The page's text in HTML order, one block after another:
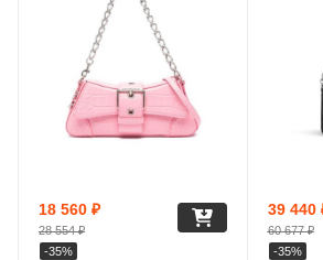
18 560 ₽
28 554₽
-35%
39 440
60 677₽
-35%